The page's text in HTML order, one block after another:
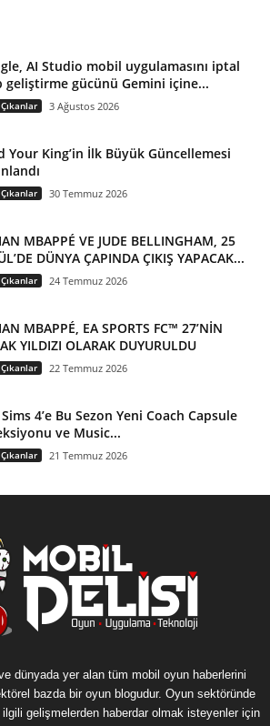
AI Studio mobil uygulamasını iptal
geliştirme gücünü Gemini içine...
3 Ağustos 2026
Your King’in İlk Büyük Güncellemesi
30 Temmuz 2026
MBAPPÉ VE JUDE BELLINGHAM, 25
DÜNYA ÇAPINDA ÇIKIŞ YAPACAK...
24 Temmuz 2026
MBAPPÉ, EA SPORTS FC™ 27’NİN
YILDIZI OLARAK DUYURULDU
22 Temmuz 2026
4’e Bu Sezon Yeni Coach Capsule
ve Music...
21 Temmuz 2026
dünyada yer alan tüm mobil oyun haberlerini
bazda bir oyun blogudur. Oyun sektöründe
gelişmelerden haberdar olmak isteyenler için